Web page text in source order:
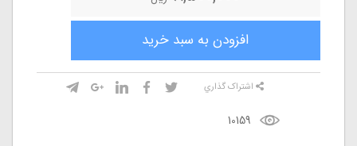
افزودن به سبد خريد
10159
اشتراک گذاري